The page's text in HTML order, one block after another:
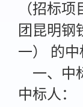
（招标
团昆明钢
一） 的
一、中
中标人：